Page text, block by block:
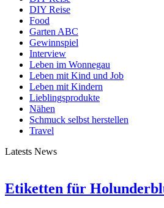
DIY Reise
Food
Garten ABC
Gewinnspiel
Interview
Leben im Wonnegau
Leben mit Kind und Job
Leben mit Kindern
Lieblingsprodukte
Nähen
Schmuck selbst herstellen
Travel
Latests News
Etiketten für